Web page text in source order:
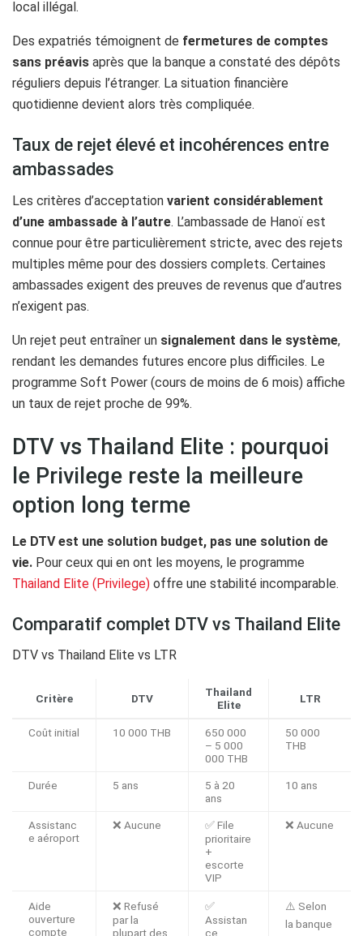
local illégal.
Des expatriés témoignent de fermetures de comptes
sans préavis après que la banque a constaté des dépôts
réguliers depuis l’étranger. La situation financière
quotidienne devient alors très compliquée.
Taux de rejet élevé et incohérences entre
ambassades
Les critères d’acceptation varient considérablement
d’une ambassade à l’autre. L’ambassade de Hanoï est
connue pour être particulièrement stricte, avec des rejets
multiples même pour des dossiers complets. Certaines
ambassades exigent des preuves de revenus que d’autres
n’exigent pas.
Un rejet peut entraîner un signalement dans le système,
rendant les demandes futures encore plus difficiles. Le
programme Soft Power (cours de moins de 6 mois) affiche
un taux de rejet proche de 99%.
DTV vs Thailand Elite : pourquoi
le Privilege reste la meilleure
option long terme
Le DTV est une solution budget, pas une solution de
vie. Pour ceux qui en ont les moyens, le programme
Thailand Elite (Privilege) offre une stabilité incomparable.
Comparatif complet DTV vs Thailand Elite
DTV vs Thailand Elite vs LTR
Critère DTV
Thailand
Elite
LTR
Coût initial 10 000 THB
650 000
– 5 000
000 THB
50 000
THB
Durée 5 ans
5 à 20
ans
10 ans
Assistanc
e aéroport
❌ Aucune
✅ File
prioritaire
+
escorte
VIP
❌ Aucune
Aide
ouverture
compte
❌ Refusé
par la
plupart des
✅
Assistan
ce
⚠️ Selon
la banque